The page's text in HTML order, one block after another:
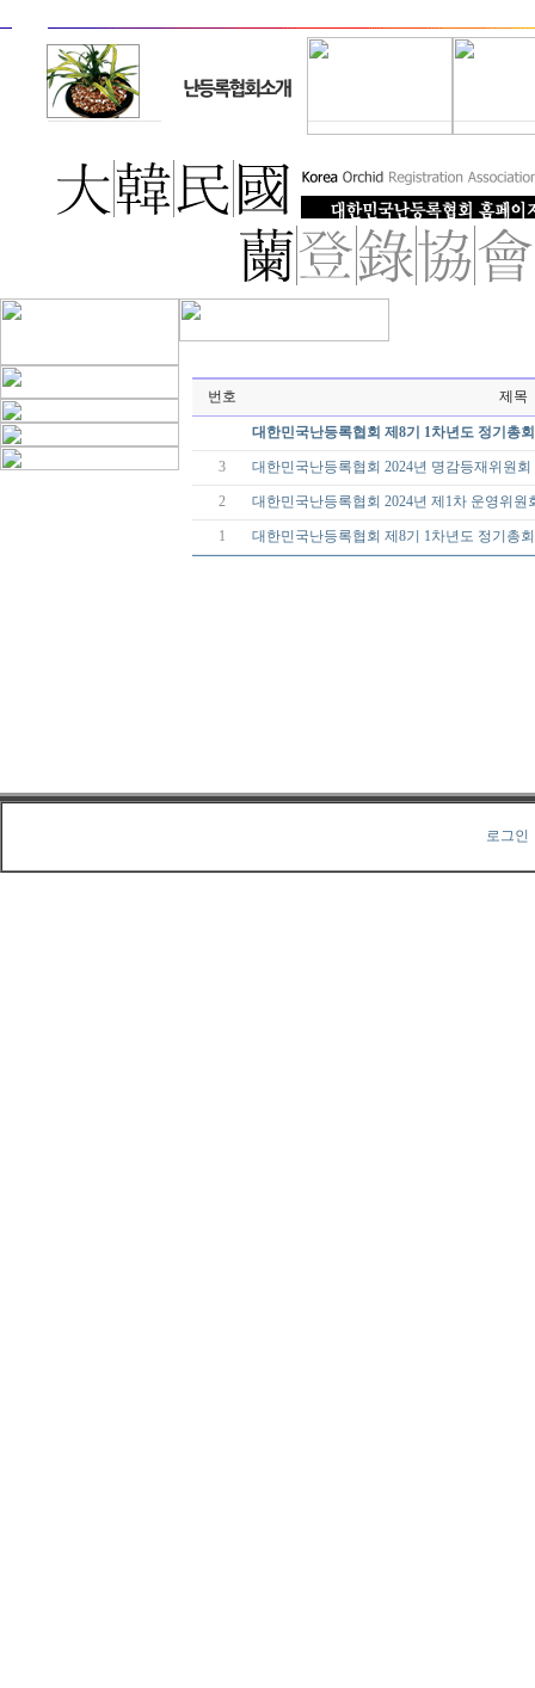
번호 제목
대한민국난등록협회 제8기 1차년도 정기총회
3 대한민국난등록협회 2024년 명감등재위원회
2 대한민국난등록협회 2024년 제1차 운영위원
1 대한민국난등록협회 제8기 1차년도 정기총회
로그인